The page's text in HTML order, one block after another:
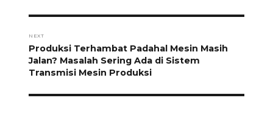
NEXT
Next
post:
Produksi Terhambat Padahal Mesin Masih
Jalan? Masalah Sering Ada di Sistem
Transmisi Mesin Produksi